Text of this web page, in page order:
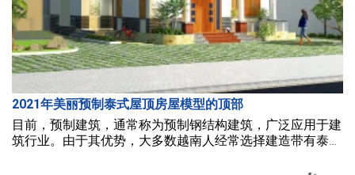
2021年美丽预制泰式屋顶房屋模型的顶部
目前，预制建筑，通常称为预制钢结构建筑，广泛应用于建
筑行业。由于其优势，大多数越南人经常选择建造带有泰式